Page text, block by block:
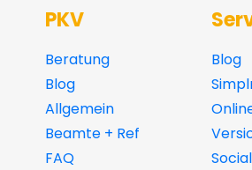
PKV
Beratung
Blog
Allgemein
Beamte + Ref
FAQ
Blog